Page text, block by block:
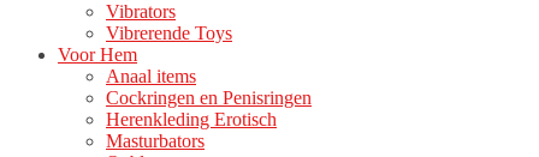
Vibrators
Vibrerende Toys
Voor Hem
Anaal items
Cockringen en Penisringen
Herenkleding Erotisch
Masturbators